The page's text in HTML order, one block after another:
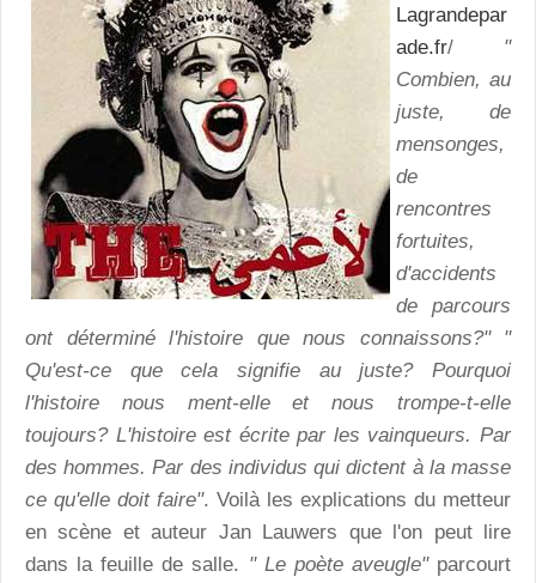
Lagrandepar
ade.fr/ "
Combien, au
juste, de
mensonges,
de
rencontres
fortuites,
d'accidents
de parcours
ont déterminé l'histoire que nous connaissons?" "
Qu'est-ce que cela signifie au juste? Pourquoi
l'histoire nous ment-elle et nous trompe-t-elle
toujours? L'histoire est écrite par les vainqueurs. Par
des hommes. Par des individus qui dictent à la masse
ce qu'elle doit faire". Voilà les explications du metteur
en scène et auteur Jan Lauwers que l'on peut lire
dans la feuille de salle. " Le poète aveugle"parcourt